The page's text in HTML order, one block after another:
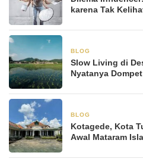
karena Tak
BLOG
Slow Living di
Nyatanya
BLOG
Kotagede, Kota
Awal Mataram